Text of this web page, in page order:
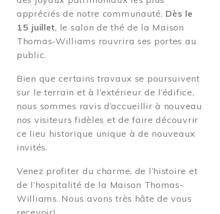
appréciés de notre communauté. Dès le
15 juillet, le salon de thé de la Maison
Thomas-Williams rouvrira ses portes au
public.
Bien que certains travaux se poursuivent
sur le terrain et à l’extérieur de l’édifice,
nous sommes ravis d’accueillir à nouveau
nos visiteurs fidèles et de faire découvrir
ce lieu historique unique à de nouveaux
invités.
Venez profiter du charme, de l’histoire et
de l’hospitalité de la Maison Thomas-
Williams. Nous avons très hâte de vous